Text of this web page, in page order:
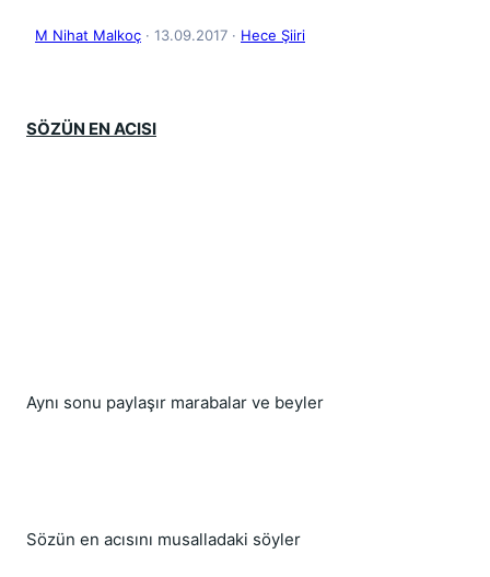
M Nihat Malkoç · 13.09.2017 · Hece Şiiri
SÖZÜN EN ACISI
Aynı sonu paylaşır marabalar ve beyler
Sözün en acısını musalladaki söyler